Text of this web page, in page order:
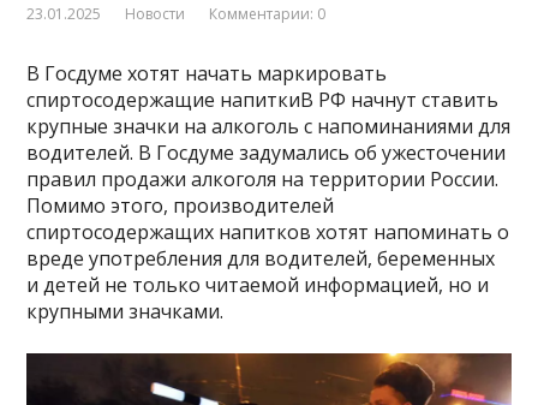
23.01.2025 Новости Комментарии: 0
В Госдуме хотят начать маркировать
спиртосодержащие напиткиВ РФ начнут ставить
крупные значки на алкоголь с напоминаниями для
водителей. В Госдуме задумались об ужесточении
правил продажи алкоголя на территории России.
Помимо этого, производителей
спиртосодержащих напитков хотят напоминать о
вреде употребления для водителей, беременных
и детей не только читаемой информацией, но и
крупными значками.